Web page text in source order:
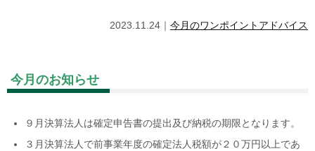
2023.11.24｜ 今月のワンポイントアドバイス
今月のお知らせ
９月決算法人は確定申告書の提出及び納税の期限となります。
３月決算法人で前事業年度の確定法人税額が２０万円以上であ